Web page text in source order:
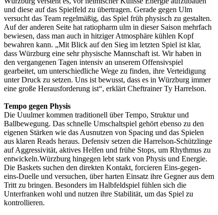
und diese auf das Spielfeld zu übertragen. Gerade gegen Ulm
versucht das Team regelmäßig, das Spiel früh physisch zu gestalten.
Auf der anderen Seite hat ratiopharm ulm in dieser Saison mehrfach
bewiesen, dass man auch in hitziger Atmosphäre kühlen Kopf
bewahren kann. „Mit Blick auf den Sieg im letzten Spiel ist klar,
dass Würzburg eine sehr physische Mannschaft ist. Wir haben in
den vergangenen Tagen intensiv an unserem Offensivspiel
gearbeitet, um unterschiedliche Wege zu finden, ihre Verteidigung
unter Druck zu setzen. Uns ist bewusst, dass es in Würzburg immer
eine große Herausforderung ist“, erklärt Cheftrainer Ty Harrelson.
Tempo gegen Physis
Die Uuulmer kommen traditionell über Tempo, Struktur und
Ballbewegung. Das schnelle Umschaltspiel gehört ebenso zu den
eigenen Stärken wie das Ausnutzen von Spacing und das Spielen
aus klaren Reads heraus. Defensiv setzen die Harrelson-Schützlinge
auf Aggressivität, aktives Helfen und frühe Stops, um Rhythmus zu
entwickeln.Würzburg hingegen lebt stark von Physis und Energie.
Die Baskets suchen den direkten Kontakt, forcieren Eins-gegen-
eins-Duelle und versuchen, über harten Einsatz ihre Gegner aus dem
Tritt zu bringen. Besonders im Halbfeldspiel fühlen sich die
Unterfranken wohl und nutzen ihre Stabilität, um das Spiel zu
kontrollieren.